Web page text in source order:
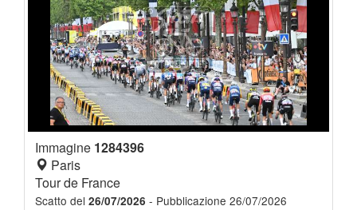
Immagine 1284396
Paris
Tour de France
Scatto del 26/07/2026 - Pubblicazione 26/07/2026